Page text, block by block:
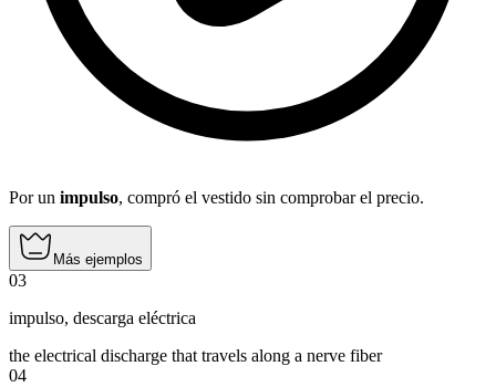
Por un impulso, compró el vestido sin comprobar el precio.
Más ejemplos
03
impulso, descarga eléctrica
the electrical discharge that travels along a nerve fiber
04